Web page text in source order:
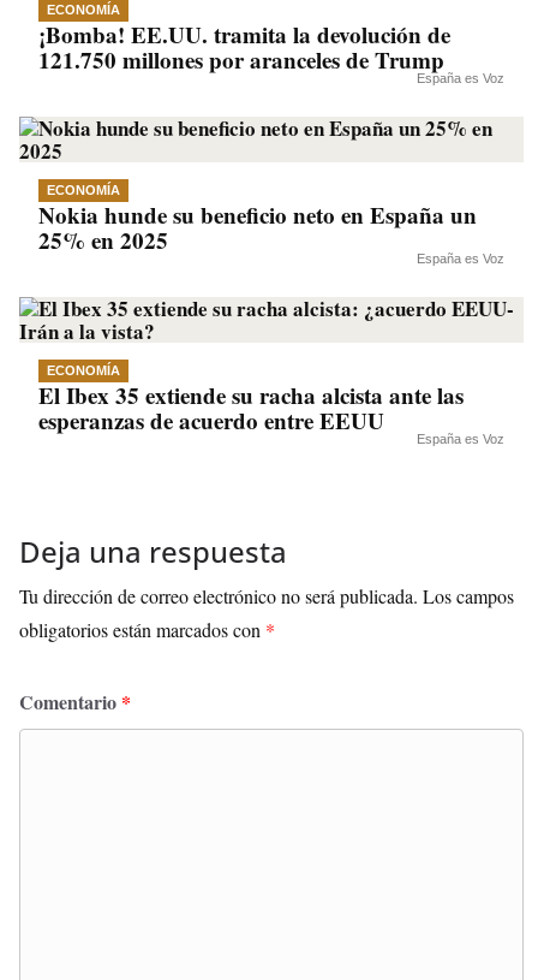
ECONOMÍA
¡Bomba! EE.UU. tramita la devolución de
121.750 millones por aranceles de Trump
España es Voz
ECONOMÍA
Nokia hunde su beneficio neto en España un
25% en 2025
España es Voz
ECONOMÍA
El Ibex 35 extiende su racha alcista ante las
esperanzas de acuerdo entre EEUU
España es Voz
Deja una respuesta
Tu dirección de correo electrónico no será publicada. Los campos
obligatorios están marcados con *
Comentario *